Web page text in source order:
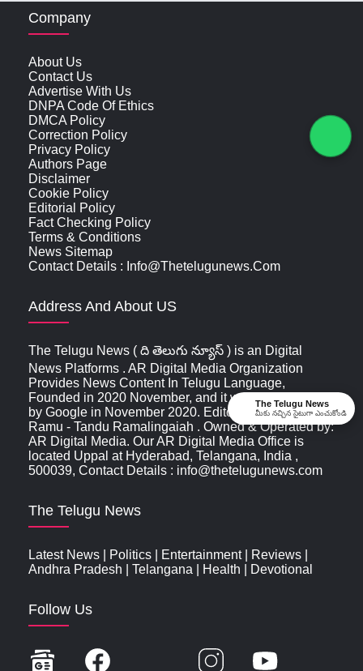
Company
About Us
Contact Us
Advertise With Us
DNPA Code Of Ethics
DMCA Policy
Correction Policy
Privacy Policy
Authors Page
Disclaimer
Cookie Policy
Editorial Policy
Fact Checking Policy
Terms & Conditions
News Sitemap
Contact Details : Info@thetelugunews.com
Address And About US
The Telugu News ( ది తెలుగు న్యూస్‌ ) is an Digital
News Platforms . AR Digital Media Organization
Provides News Content In Telugu Language,
Founded in 2020 November, and it was first indexed
by Google in November 2020. Editor & Publisher:
Ramu - Tandu Ramalingaiah . Owned & Operated by:
AR Digital Media. Our AR Digital Media Office is
located Uppal at Hyderabad, Telangana, India ,
500039, Contact Details : info@thetelugunews.com
The Telugu News
Latest News Politics Entertainment| Reviews
Andhra Pradesh
Telangana Health Devotional
Follow Us
The Telugu News
మీకు నచ్చిన సైటుగా ఎంచుకోండి